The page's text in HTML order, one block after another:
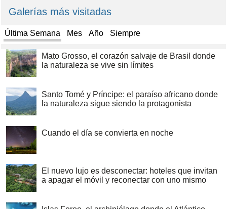
Galerías más visitadas
Última Semana Mes Año Siempre
Mato Grosso, el corazón salvaje de Brasil donde
la naturaleza se vive sin límites
Santo Tomé y Príncipe: el paraíso africano donde
la naturaleza sigue siendo la protagonista
Cuando el día se convierta en noche
El nuevo lujo es desconectar: hoteles que invitan
a apagar el móvil y reconectar con uno mismo